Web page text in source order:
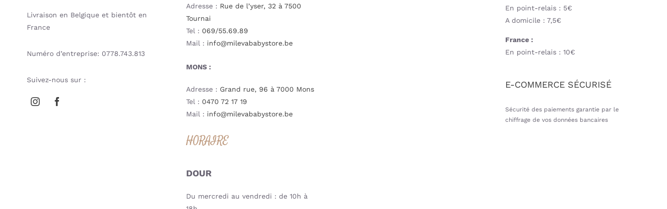
Livraison en Belgique et bientôt en
France
Numéro d’entreprise: 0778.743.813
Suivez-nous sur :
Adresse : Rue de l’yser, 32 à 7500
Tournai
Tel : 069/55.69.89
Mail : info@milevababystore.be
MONS :
Adresse : Grand rue, 96 à 7000 Mons
Tel : 0470 72 17 19
Mail : info@milevababystore.be
HORAIRE
DOUR
Du mercredi au vendredi : de 10h à
En point-relais : 5€
A domicile : 7,5€
France :
En point-relais : 10€
E-COMMERCE SÉCURISÉ
Sécurité des paiements garantie par le
chiffrage de vos données bancaires